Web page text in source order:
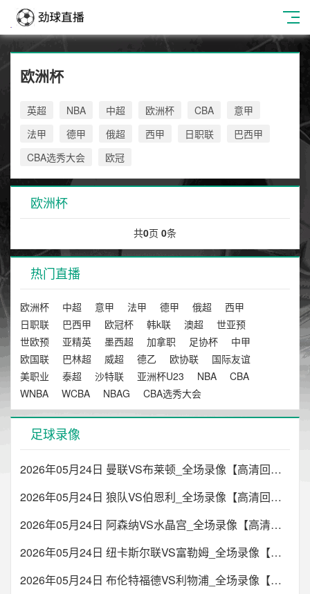
欧洲杯
英超 NBA 中超 欧洲杯 CBA
意甲
法甲
德甲 俄超 西甲 日职联
巴西甲
CBA选秀大会
欧冠
欧洲杯
共0页 0条
热门直播
欧洲杯 中超 意甲 法甲 德甲 俄超
西甲
日职联
巴西甲 欧冠杯 韩k联 澳超
世亚预
世欧预
亚精英 墨西超 加拿职 足协杯
中甲
欧国联
巴林超 威超 德乙 欧协联
国际友谊
美职业
泰超 沙特联 亚洲杯U23 NBA
CBA
WNBA
WCBA NBAG CBA选秀大会
足球录像
2026年05月24日 曼联VS布莱顿_全场录像【高清回放】
2026年05月24日 狼队VS伯恩利_全场录像【高清回放】
2026年05月24日 阿森纳VS水晶宫_全场录像【高清回放】
2026年05月24日 纽卡斯尔联VS富勒姆_全场录像【高清回放】
2026年05月24日 布伦特福德VS利物浦_全场录像【高清回放】